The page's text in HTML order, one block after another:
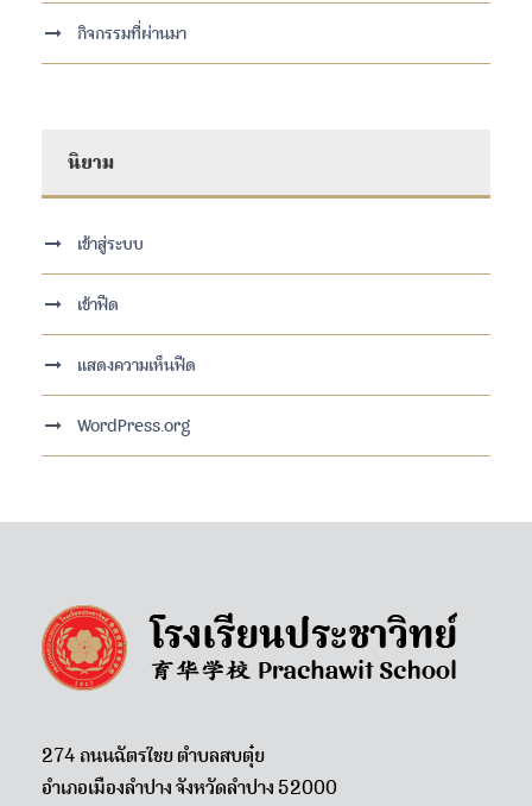
กิจกรรมที่ผ่านมา
นิยาม
เข้าสู่ระบบ
เข้าฟีด
แสดงความเห็นฟีด
WordPress.org
274 ถนนฉัตรไชย ตำบลสบตุ๋ย
อำเภอเมืองลำปาง จังหวัดลำปาง 52000